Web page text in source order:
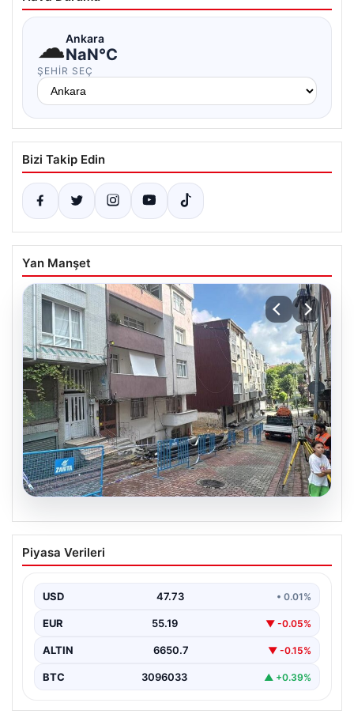
☁Ankara
NaN°C
ŞEHIR SEÇ
Bizi Takip Edin
Yan Manşet
08.08.2026
Temel kazısı etrafındaki binalara zarar
verdi. 4 bina boşaltıldı
Piyasa Verileri
USD 47.73 • 0.01%
EUR 55.19 ▼ -0.05%
ALTIN 6650.7 ▼ -0.15%
BTC 3096033 ▲ +0.39%